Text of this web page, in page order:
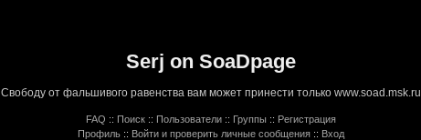
Serj on SoaDpage
Свободу от фальшивого равенства вам может принести только www.soad.msk.ru
FAQ :: Поиск :: Пользователи :: Группы :: Регистрация
Профиль :: Войти и проверить личные сообщения :: Вход